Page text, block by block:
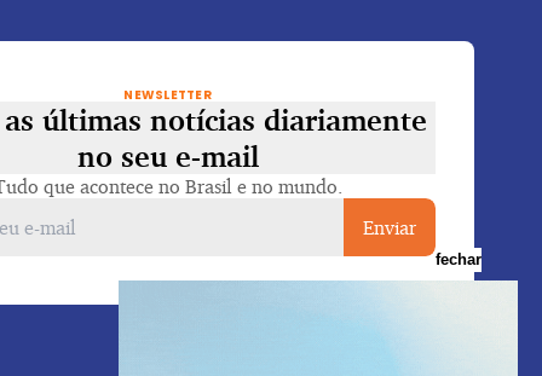
NEWSLETTER
as últimas notícias diariamente
no seu e-mail
que acontece no Brasil e no mundo.
Enviar
fechar